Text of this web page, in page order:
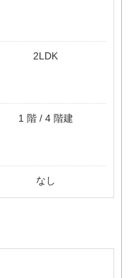
2LDK
1 階 / 4 階建
なし